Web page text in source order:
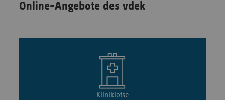
Online-Angebote des vdek
Kliniklotse